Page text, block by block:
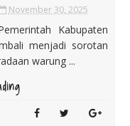
November 30, 2025
Kabupaten
menjadi sorotan
warung ...